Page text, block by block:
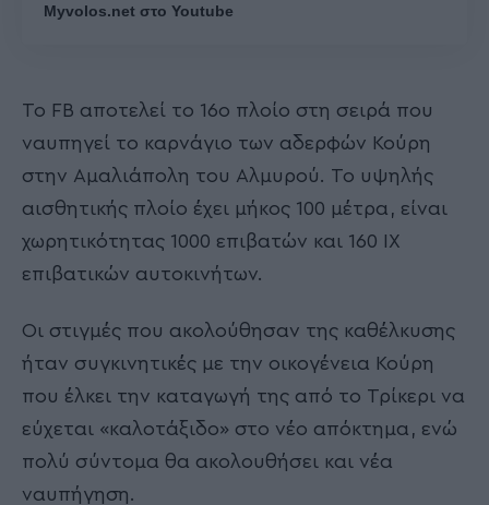
Myvolos.net στο Youtube
Το FB αποτελεί το 16ο πλοίο στη σειρά που
ναυπηγεί το καρνάγιο των αδερφών Κούρη
στην Αμαλιάπολη του Αλμυρού. Το υψηλής
αισθητικής πλοίο έχει μήκος 100 μέτρα, είναι
χωρητικότητας 1000 επιβατών και 160 ΙΧ
επιβατικών αυτοκινήτων.
Οι στιγμές που ακολούθησαν της καθέλκυσης
ήταν συγκινητικές με την οικογένεια Κούρη
που έλκει την καταγωγή της από το Τρίκερι να
εύχεται «καλοτάξιδο» στο νέο απόκτημα, ενώ
πολύ σύντομα θα ακολουθήσει και νέα
ναυπήγηση.